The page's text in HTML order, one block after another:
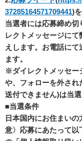
37285164571709441)
当選者には応募締め
レクトメッセージに
えします。お電話に
ます。
※ダイレクトメッセー
や、フォローを外さ
送付できません)は当
■当選条件
日本国内にお住まい
意〉応募にあたって